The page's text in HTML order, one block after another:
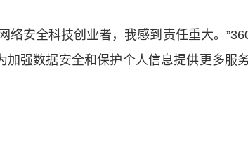
安全科技创业者，我感到责任重大。
强数据安全和保护个人信息提供更多服